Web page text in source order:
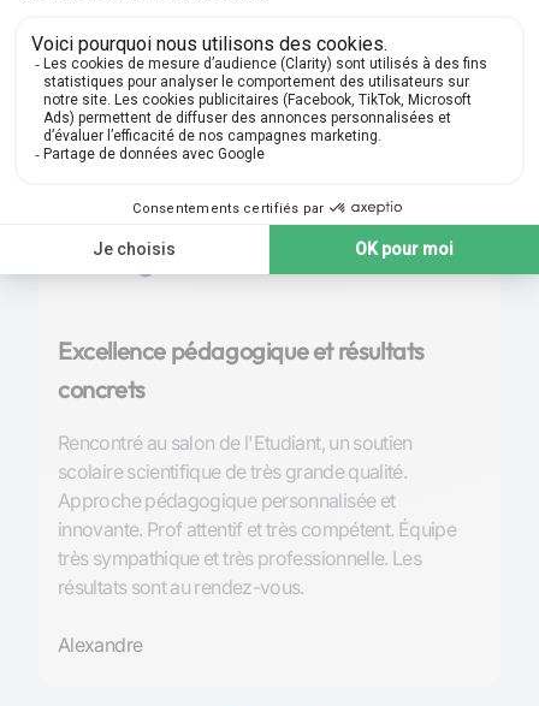
Excellence pédagogique et résultats
concrets
Rencontré au salon de l'Etudiant, un soutien
scolaire scientifique de très grande qualité.
Approche pédagogique personnalisée et
innovante. Prof attentif et très compétent. Équipe
très sympathique et très professionnelle. Les
résultats sont au rendez-vous.
Alexandre